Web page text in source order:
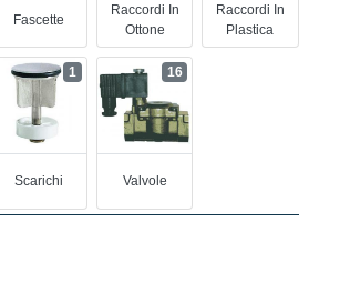
Fascette
Raccordi In
Ottone
Raccordi In
Plastica
Scarichi
1
Valvole
16